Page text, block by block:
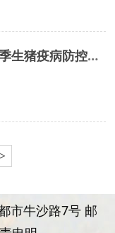
农业农村部就加强秋冬季生猪疫病防控作出部署
市牛沙路7号 邮